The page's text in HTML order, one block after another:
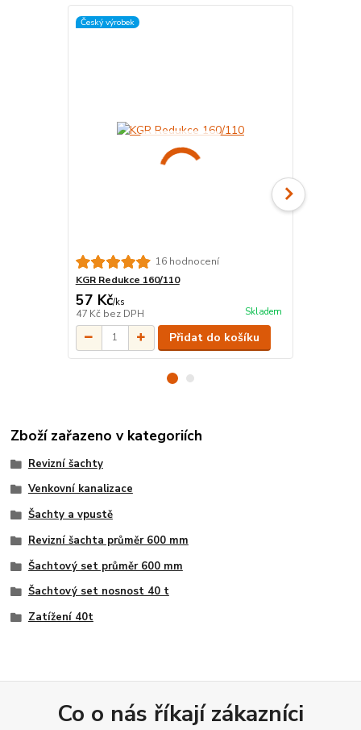
Český výrobek
16 hodnocení
KGR Redukce 160/110
57 Kč/ks
47 Kč bez DPH Skladem
Přidat do košíku
Zboží zařazeno v kategoriích
Revizní šachty
Venkovní kanalizace
Šachty a vpustě
Revizní šachta průměr 600 mm
Šachtový set průměr 600 mm
Šachtový set nosnost 40 t
Zatížení 40t
Co o nás říkají zákazníci